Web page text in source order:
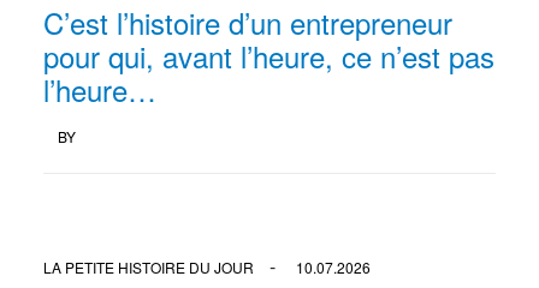
C’est l’histoire d’un entrepreneur
pour qui, avant l’heure, ce n’est pas
l’heure…
BY
LA PETITE HISTOIRE DU JOUR 10.07.2026